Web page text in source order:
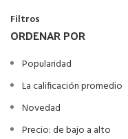
Filtros
ORDENAR POR
Popularidad
La calificación promedio
Novedad
Precio: de bajo a alto